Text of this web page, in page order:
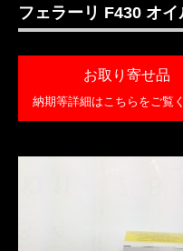
フェラーリ F430 オ
お取り寄せ品
納期等詳細はこちらをご覧